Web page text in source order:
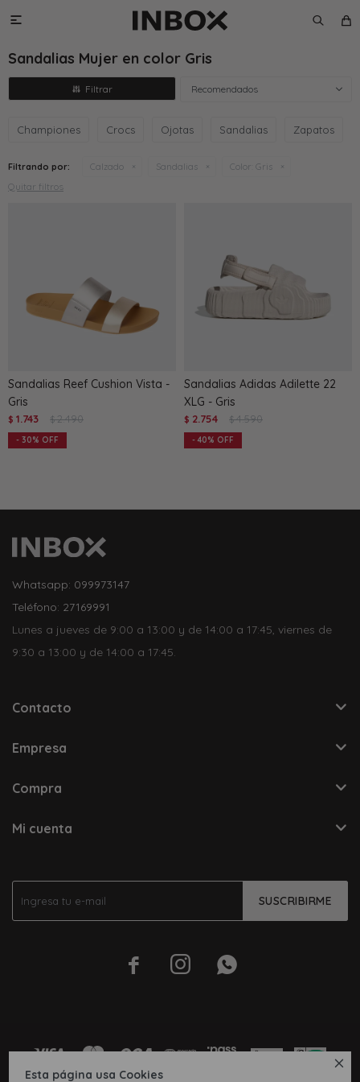

Esta página usa Cookies

Sandalias Mujer en color Gris
Recomendados
Championes Crocs Ojotas Sandalias Zapatos
Filtrando por: Calzado Sandalias Color: Gris
Quitar filtros
Sandalias Reef Cushion Vista -
Gris
$ 1.743 $ 2.490
30
Sandalias Adidas Adilette 22
XLG - Gris
$ 2.754 $ 4.590
40
SUSCRIBIRME
  
Whatsapp: 099973147
Teléfono: 27169991
Lunes a jueves de 9:00 a 13:00 y de 14:00 a 17:45, viernes de
9:30 a 13:00 y de 14:00 a 17:45.
Contacto
Empresa
Compra
Mi cuenta